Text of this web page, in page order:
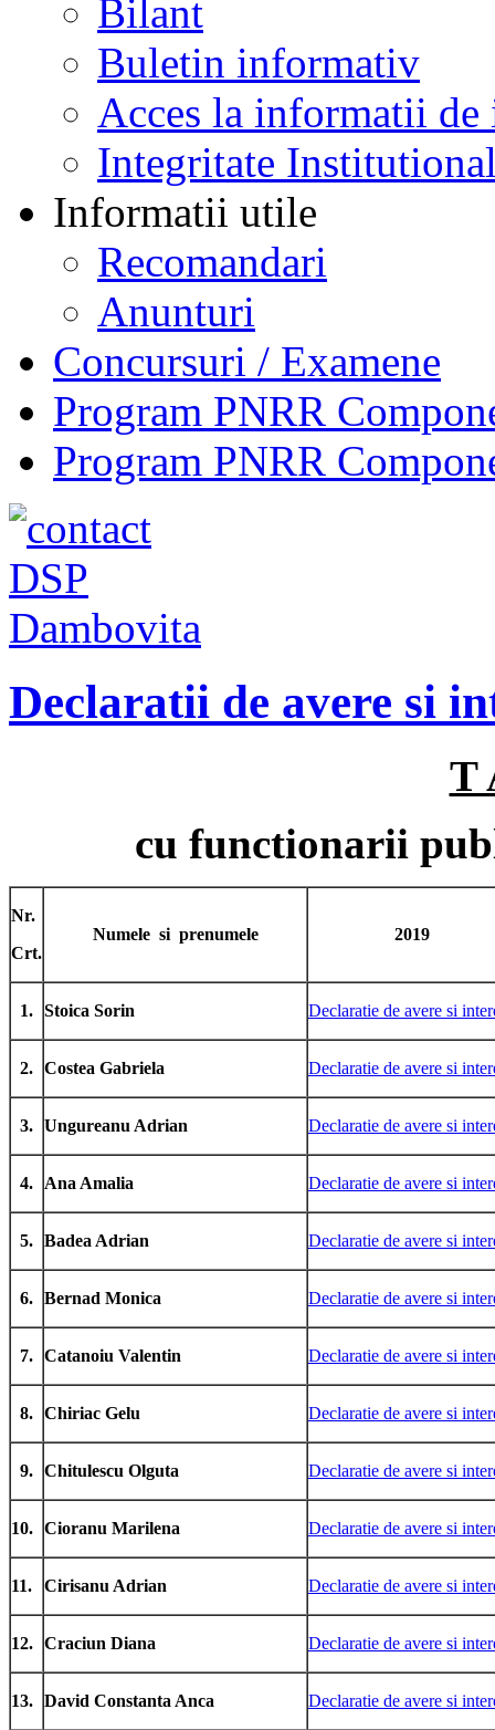
Bilant
Buletin informativ
Acces la informatii de
Integritate
Informatii utile
Recomandari
Anunturi
Concursuri / Examene
Program PNRR
Program PNRR
Declaratii de avere si
T
cu functionarii
Nr.
Crt.
Numele si prenumele 2019
1. Stoica Sorin Declaratie de avere si
2. Costea Gabriela Declaratie de avere si
3. Ungureanu Adrian Declaratie de avere si
4. Ana Amalia Declaratie de avere si
5. Badea Adrian Declaratie de avere si
6. Bernad Monica Declaratie de avere si
7. Catanoiu Valentin Declaratie de avere si
8. Chiriac Gelu Declaratie de avere si
9. Chitulescu Olguta Declaratie de avere si
10. Cioranu Marilena Declaratie de avere si
11. Cirisanu Adrian Declaratie de avere si
12. Craciun Diana Declaratie de avere si
13. David Constanta Anca Declaratie de avere si